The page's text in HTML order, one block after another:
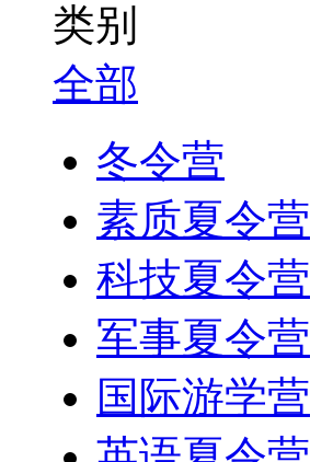
类别
全部
冬令营
素质夏令营
科技夏令营
军事夏令营
国际游学营